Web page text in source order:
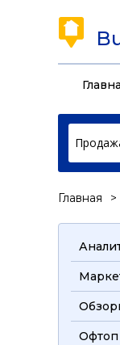
Главная
Офтоп